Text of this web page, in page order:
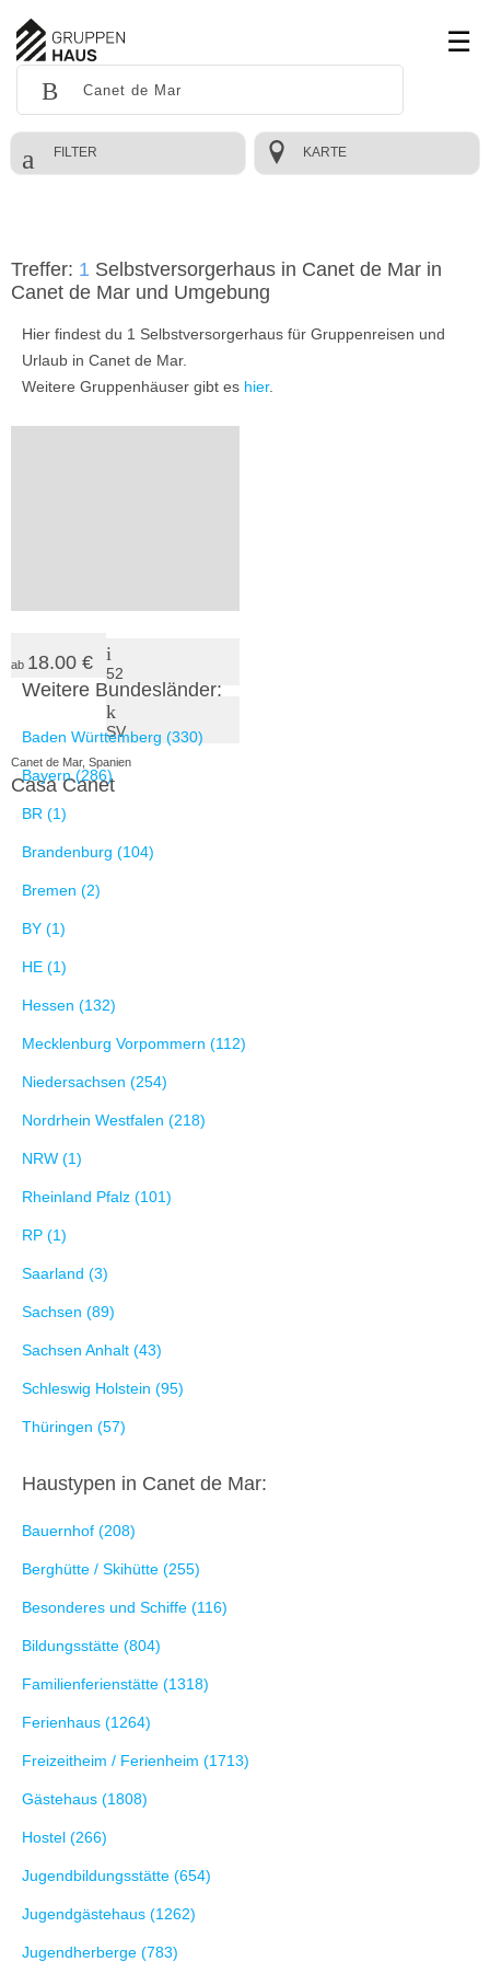
FILTER KARTE
Treffer: 1 Selbstversorgerhaus in Canet de Mar in
Canet de Mar und Umgebung
Hier findest du 1 Selbstversorgerhaus für Gruppenreisen und
Urlaub in Canet de Mar.
Weitere Gruppenhäuser gibt es hier.
ab 18.00 € 52
SV
Canet de Mar, Spanien
Casa Canet
Weitere Bundesländer:
Baden Württemberg (330)
Bayern (286)
BR (1)
Brandenburg (104)
Bremen (2)
BY (1)
HE (1)
Hessen (132)
Mecklenburg Vorpommern (112)
Niedersachsen (254)
Nordrhein Westfalen (218)
NRW (1)
Rheinland Pfalz (101)
RP (1)
Saarland (3)
Sachsen (89)
Sachsen Anhalt (43)
Schleswig Holstein (95)
Thüringen (57)
Haustypen in Canet de Mar:
Bauernhof (208)
Berghütte / Skihütte (255)
Besonderes und Schiffe (116)
Bildungsstätte (804)
Familienferienstätte (1318)
Ferienhaus (1264)
Freizeitheim / Ferienheim (1713)
Gästehaus (1808)
Hostel (266)
Jugendbildungsstätte (654)
Jugendgästehaus (1262)
Jugendherberge (783)